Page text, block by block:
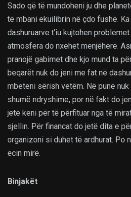
Sado që të mundoheni ju dhe
të mbani ekuilibrin në çdo fushë.
dashuruarve t’iu kujtohen
atmosfera do nxehet menjëherë.
pranojë gabimet dhe kjo mund ta
beqarët nuk do jeni me fat në
mbeteni sërish vetëm. Në punë
shumë ndryshime, por në fakt do
jetë keni për të përfituar nga të
sjellin. Për financat do jetë dita e
organizoni si duhet të ardhurat. Po
ecin mirë.
Binjakët